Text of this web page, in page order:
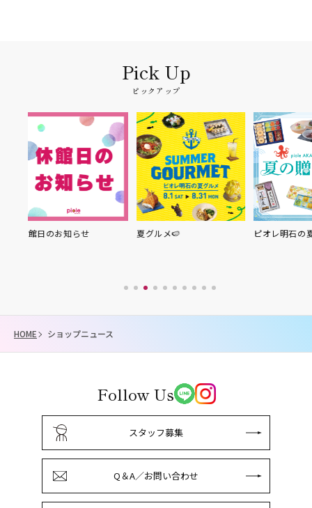
ピックアップ
夏グルメ🍉 ピオレ明石の夏の贈り物
HOME ショップニュース
Follow Us
スタッフ募集
Q＆A／お問い合わせ